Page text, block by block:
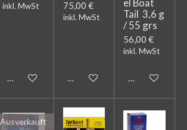
inkl. MwSt
In den Warenkorb
75,00 €
inkl. MwSt
In den Warenkorb
el Boat
Tail 3,6 g
/ 55 grs
56,00 €
inkl. MwSt
In den
Ausverkauft